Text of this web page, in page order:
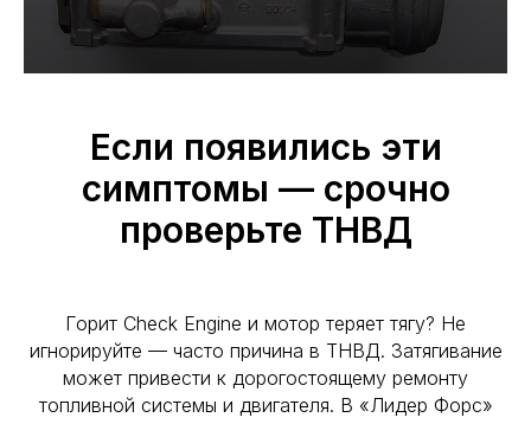
Если появились эти
симптомы — срочно
проверьте ТНВД
Горит Check Engine и мотор теряет тягу? Не
игнорируйте — часто причина в ТНВД. Затягивание
может привести к дорогостоящему ремонту
топливной системы и двигателя. В «Лидер Форс»